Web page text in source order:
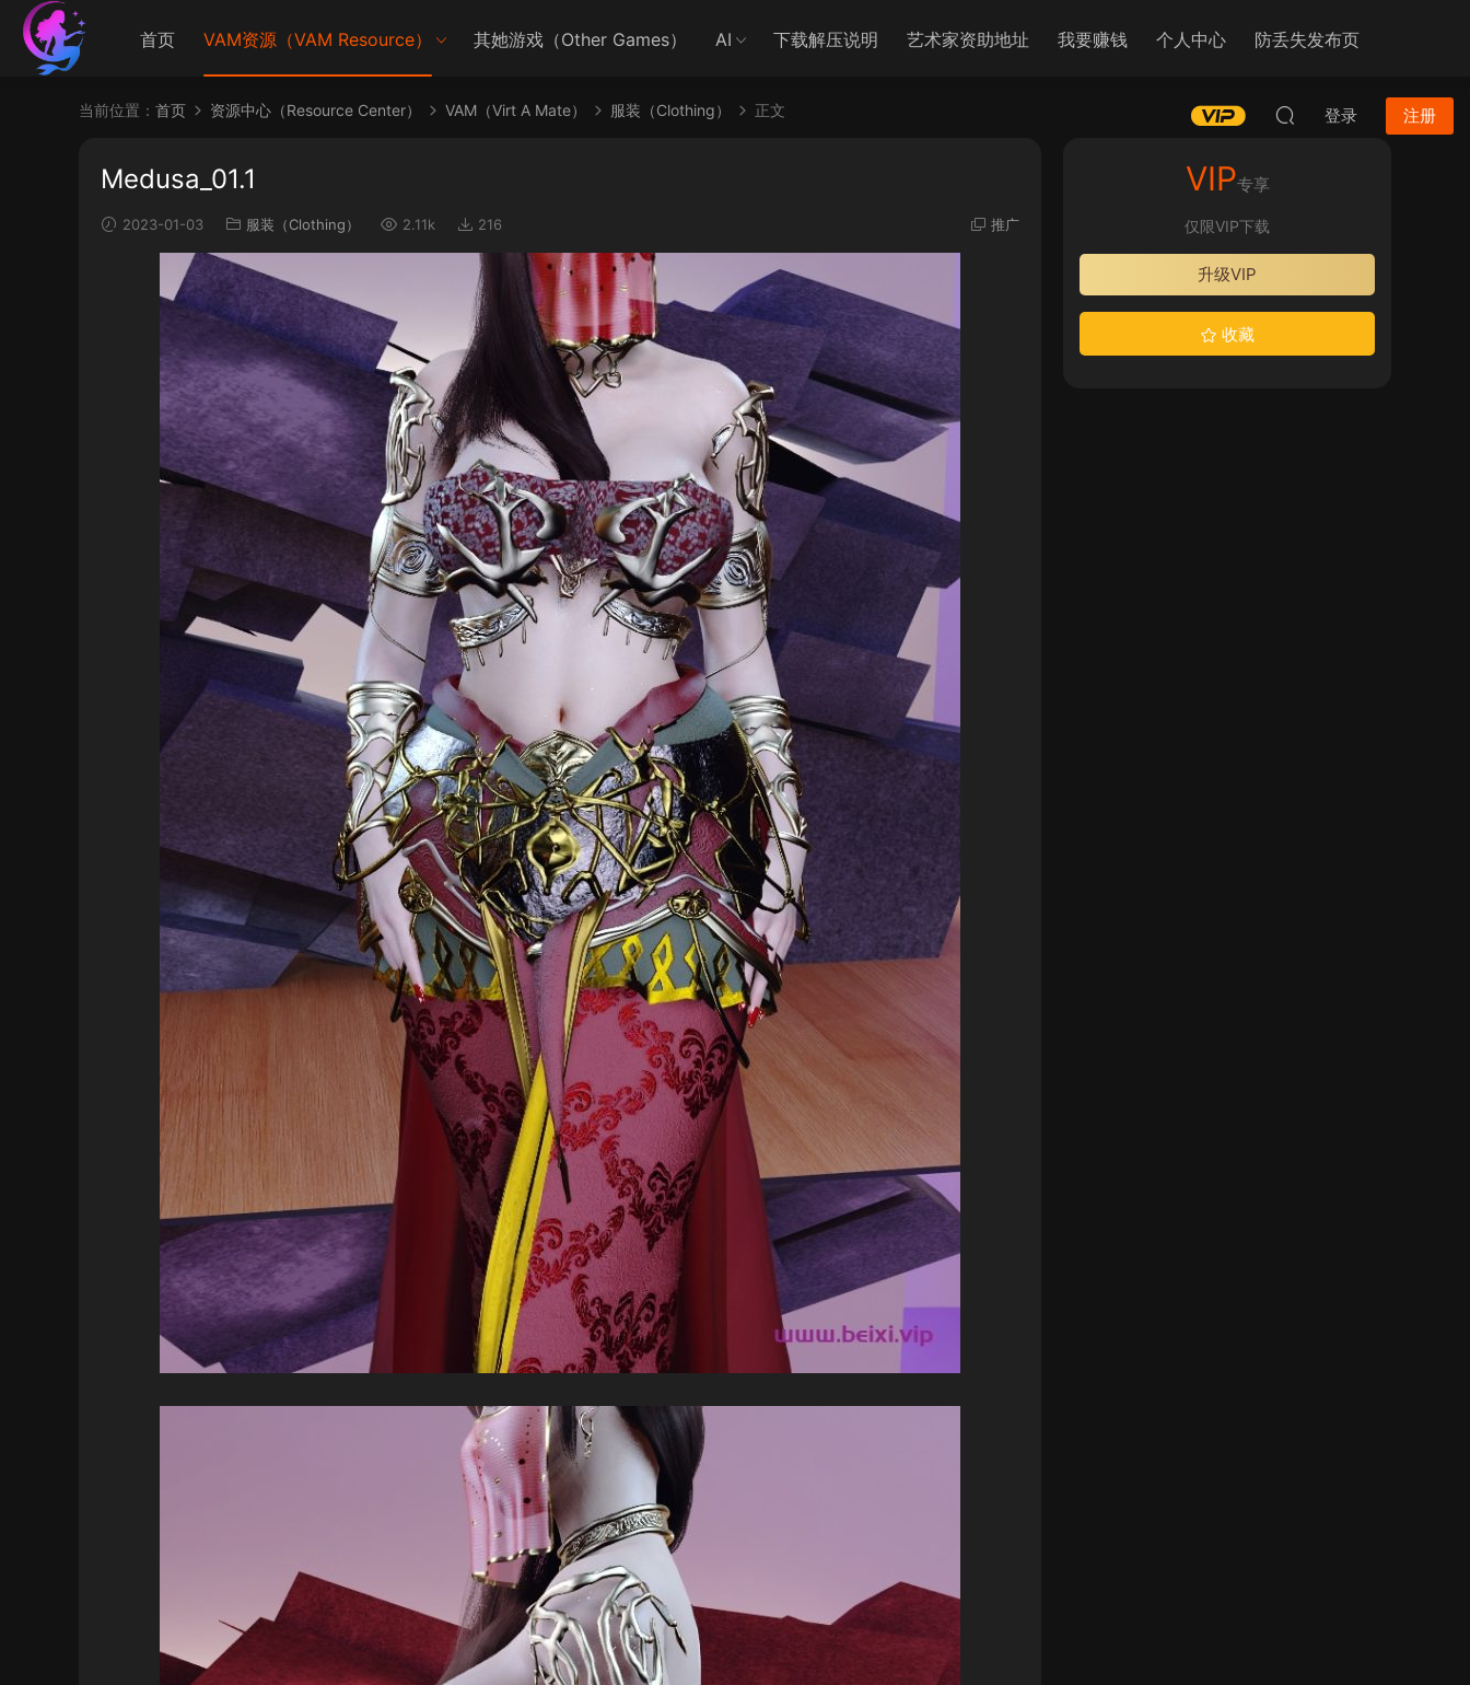
首页 VAM资源（VAM Resource） 其她游戏（Other Games） AI 下载解压说明 艺术家资助地址 我要赚钱 个人中心 防丢失发布页
登录 注册
当前位置： 首页 资源中心（Resource Center） VAM（Virt A Mate） 服装（Clothing） 正文
Medusa_01.1
2023-01-03 服装（Clothing） 2.11k 216 推广
VIP专享
仅限VIP下载
升级VIP
收藏